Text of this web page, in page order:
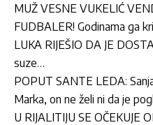
MUŽ VESNE VUKELIĆ
FUDBALER! Godinama ga
LUKA RIJEŠIO DA JE
suze…
POPUT SANTE LEDA:
Marka, on ne želi ni da je
U RIJALITIJU SE OČEKUJE